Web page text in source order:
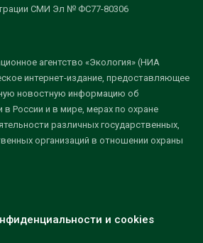
СМИ Эл № ФС77-80306
агентство «Экология» (НИА
интернет-издание, предоставляющее
новостную информацию об
в России и в мире, мерах по охране
различных государственных,
организаций в отношении охраны
и cookies